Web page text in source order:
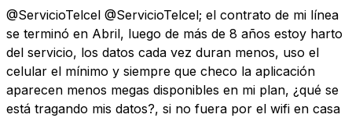
@ServicioTelcel @ServicioTelcel; el contrato de mi línea
se terminó en Abril, luego de más de 8 años estoy harto
del servicio, los datos cada vez duran menos, uso el
celular el mínimo y siempre que checo la aplicación
aparecen menos megas disponibles en mi plan, ¿qué se
está tragando mis datos?, si no fuera por el wifi en casa